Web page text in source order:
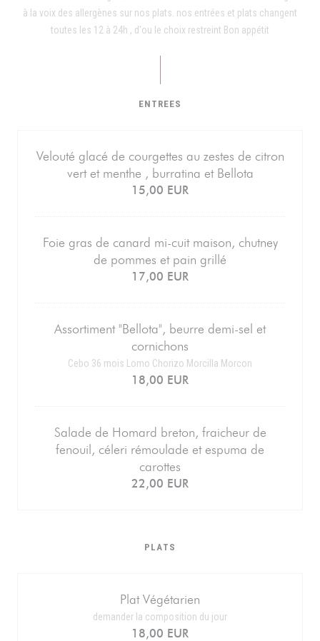
à la voix des allergènes sur nos plats. nos entrées et plats changent
toutes les 12 à 24h , d'ou le choix restreint Bon appétit
ENTREES
Velouté glacé de courgettes au zestes de citron
vert et menthe , burratina et Bellota
15,00 EUR
Foie gras de canard mi-cuit maison, chutney
de pommes et pain grillé
17,00 EUR
Assortiment "Bellota", beurre demi-sel et
cornichons
Cebo 36 mois Lomo Chorizo Morcilla Morcon
18,00 EUR
Salade de Homard breton, fraicheur de
fenouil, céleri rémoulade et espuma de
carottes
22,00 EUR
PLATS
Plat Végétarien
demander la composition du jour
18,00 EUR